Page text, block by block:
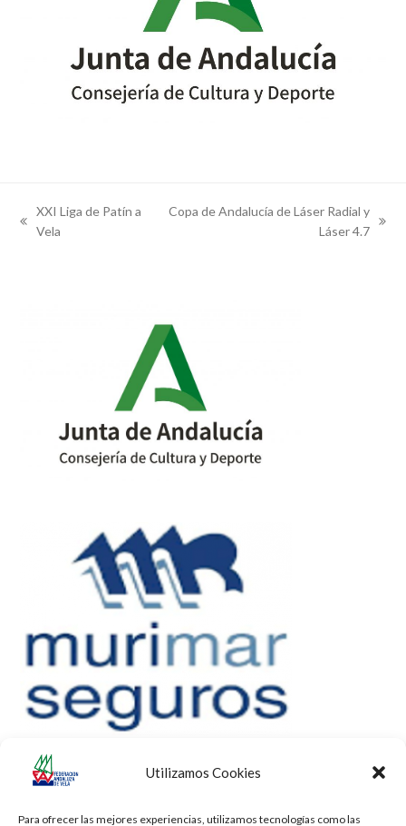
Utilizamos Cookies
Para ofrecer las mejores experiencias, utilizamos tecnologías como las
previous
XXI Liga de Patín a
Vela
Copa de Andalucía de Láser Radial y
Láser 4.7